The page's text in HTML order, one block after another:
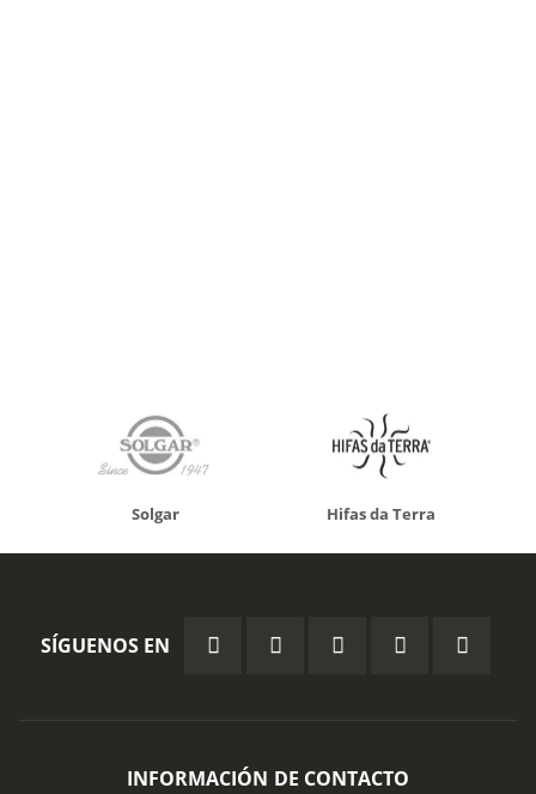
Solgar Hifas da Terra
SÍGUENOS EN
INFORMACIÓN DE CONTACTO